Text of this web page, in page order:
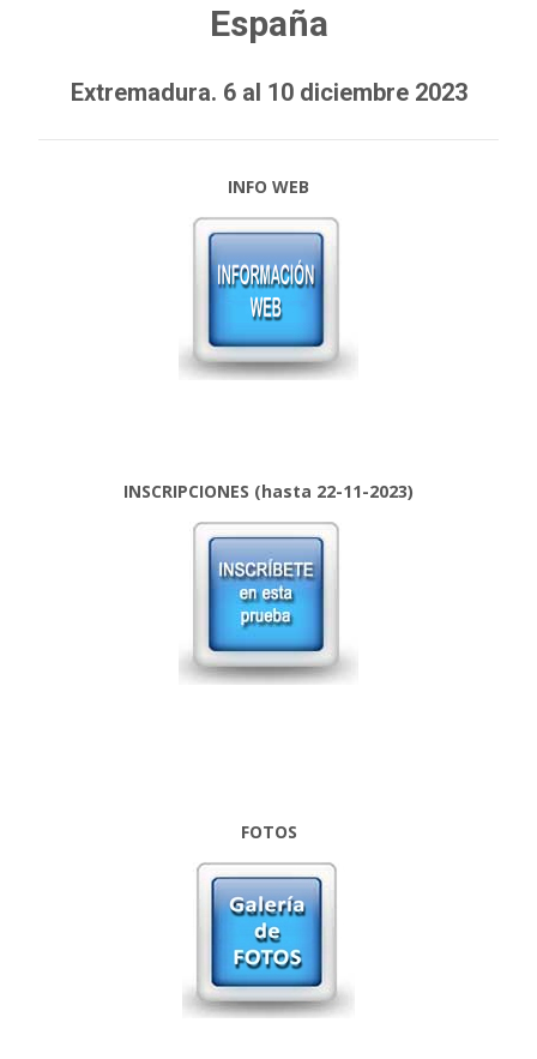
España
Extremadura. 6 al 10 diciembre 2023
INFO WEB
INSCRIPCIONES (hasta 22-11-2023)
FOTOS